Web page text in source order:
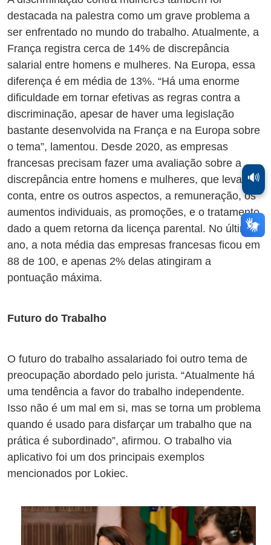
destacada na palestra como um grave problema a
ser enfrentado no mundo do trabalho. Atualmente, a
França registra cerca de 14% de discrepância
salarial entre homens e mulheres. Na Europa, essa
diferença é em média de 13%. “Há uma enorme
dificuldade em tornar efetivas as regras contra a
discriminação, apesar de haver uma legislação
bastante desenvolvida na França e na Europa sobre
o tema”, lamentou. Desde 2020, as empresas
francesas precisam fazer uma avaliação sobre a
discrepância entre homens e mulheres, que leva em
conta, entre os outros aspectos, a remuneração, os
aumentos individuais, as promoções, e o tratamento
dado a quem retorna da licença parental. No último
ano, a nota média das empresas francesas ficou em
88 de 100, e apenas 2% delas atingiram a
pontuação máxima.
Futuro do Trabalho
O futuro do trabalho assalariado foi outro tema de
preocupação abordado pelo jurista. “Atualmente há
uma tendência a favor do trabalho independente.
Isso não é um mal em si, mas se torna um problema
quando é usado para disfarçar um trabalho que na
prática é subordinado”, afirmou. O trabalho via
aplicativo foi um dos principais exemplos
mencionados por Lokiec.
🔊